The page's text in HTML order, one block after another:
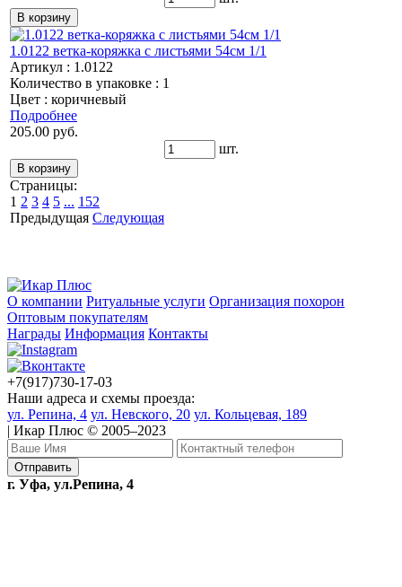
1.0122 ветка-коряжка с листьями 54см 1/1
Артикул : 1.0122
Количество в упаковке : 1
Цвет : коричневый
Подробнее
205.00 руб.
шт.
Страницы:
1 2 3 4 5 ... 152
Предыдущая Следующая
О компании Ритуальные услуги Организация похорон
Оптовым покупателям
Награды Информация Контакты
+7(917)730-17-03
Наши адреса и схемы проезда:
ул. Репина, 4 ул. Невского, 20 ул. Кольцевая, 189
| Икар Плюс © 2005–2023
г. Уфа, ул.Репина, 4